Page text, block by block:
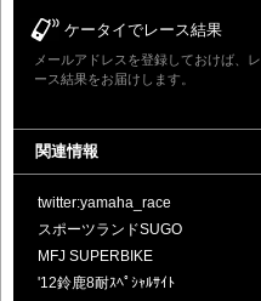
ケータイでレース結果
メールアドレスを登録しておけば、レ
ース結果をお届けします。
関連情報
twitter:yamaha_race
スポーツランドSUGO
MFJ SUPERBIKE
'12鈴鹿8耐ｽﾍﾟｼｬﾙｻｲﾄ